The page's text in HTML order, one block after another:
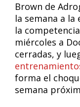
Brown de
la semana a la
la
miércoles a
cerradas, y
forma el
semana